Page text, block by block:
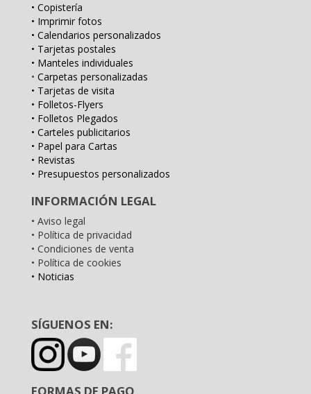
• Copistería
• Imprimir fotos
• Calendarios personalizados
• Tarjetas postales
• Manteles individuales
• Carpetas personalizadas
• Tarjetas de visita
• Folletos-Flyers
• Folletos Plegados
• Carteles publicitarios
• Papel para Cartas
• Revistas
• Presupuestos personalizados
INFORMACIÓN LEGAL
• Aviso legal
• Política de privacidad
• Condiciones de venta
• Política de cookies
• Noticias
SÍGUENOS EN: